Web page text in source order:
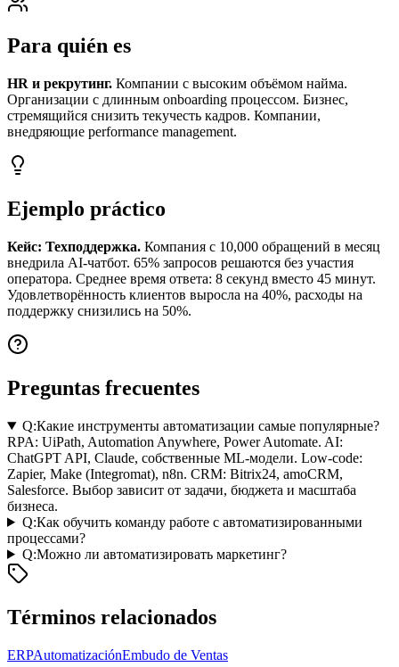
Para quién es
HR и рекрутинг. Компании с высоким объёмом найма.
Организации с длинным onboarding процессом. Бизнес,
стремящийся снизить текучесть кадров. Компании,
внедряющие performance management.
Ejemplo práctico
Кейс: Техподдержка. Компания с 10,000 обращений в месяц
внедрила AI-чатбот. 65% запросов решаются без участия
оператора. Среднее время ответа: 8 секунд вместо 45 минут.
Удовлетворённость клиентов выросла на 40%, расходы на
поддержку снизились на 50%.
Preguntas frecuentes
Q:Какие инструменты автоматизации самые популярные?
RPA: UiPath, Automation Anywhere, Power Automate. AI:
ChatGPT API, Claude, собственные ML-модели. Low-code:
Zapier, Make (Integromat), n8n. CRM: Bitrix24, amoCRM,
Salesforce. Выбор зависит от задачи, бюджета и масштаба
бизнеса.
Q:Как обучить команду работе с автоматизированными
процессами?
Q:Можно ли автоматизировать маркетинг?
Términos relacionados
ERPAutomatizaciónEmbudo de Ventas